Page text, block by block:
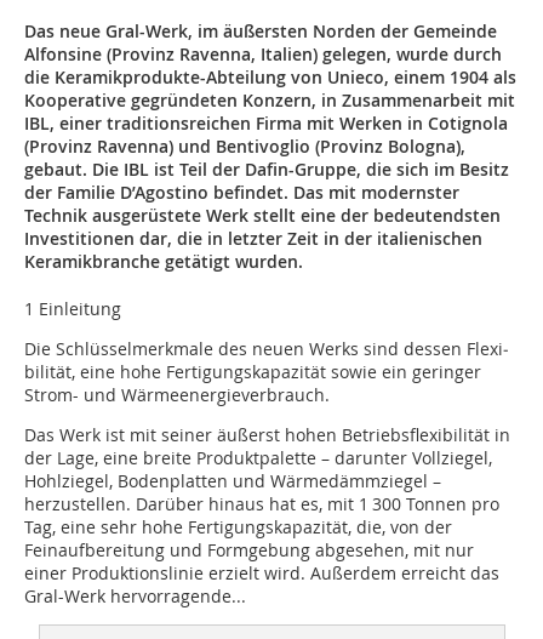
Das neue Gral-Werk, im äußersten Norden der Gemeinde
Alfonsine (Provinz Ravenna, Italien) gelegen, wurde durch
die Keramikprodukte-Abteilung von Unieco, einem 1904 als
Kooperative gegründeten Konzern, in Zusammenarbeit mit
IBL, einer traditionsreichen Firma mit Werken in Cotignola
(Provinz Ravenna) und Bentivoglio (Provinz Bologna),
gebaut. Die IBL ist Teil der Dafin-Gruppe, die sich im Besitz
der Familie D’Agostino befindet. Das mit modernster
Technik ausgerüstete Werk stellt eine der bedeutendsten
Investitionen dar, die in letzter Zeit in der italienischen
Keramikbranche getätigt wurden.
1 Einleitung
Die Schlüsselmerkmale des neuen Werks sind dessen Flexi­
bilität, eine hohe Fertigungskapazität sowie ein geringer
Strom- und Wärmeenergieverbrauch.
Das Werk ist mit seiner äußerst hohen Betriebsflexibilität in
der Lage, eine breite Produktpalette – darunter Vollziegel,
Hohlziegel, Bodenplatten und Wärmedämmziegel –
herzustellen. Darüber hinaus hat es, mit 1 300 Tonnen pro
Tag, eine sehr hohe Fertigungskapazität, die, von der
Feinaufbereitung und Formgebung abgesehen, mit nur
einer Produktionslinie erzielt wird. Außerdem erreicht das
Gral-Werk hervorragende...